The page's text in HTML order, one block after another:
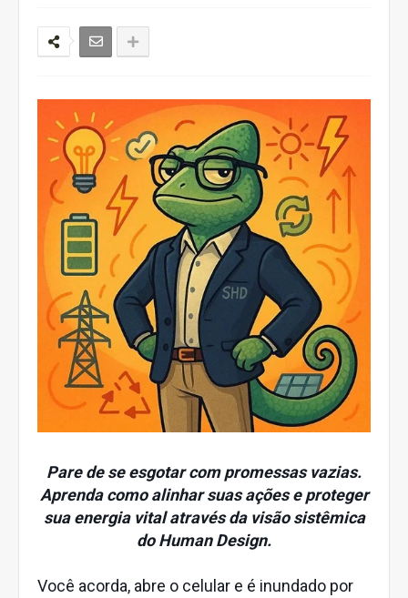
Pare de se esgotar com promessas vazias.
Aprenda como alinhar suas ações e proteger
sua energia vital através da visão sistêmica
do Human Design.
Você acorda, abre o celular e é inundado por